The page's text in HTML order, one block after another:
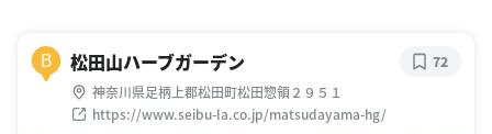
B 松田山ハーブガーデン
神奈川県足柄上郡松田町松田惣領２９５１
https://www.seibu-la.co.jp/matsudayama-hg/
72